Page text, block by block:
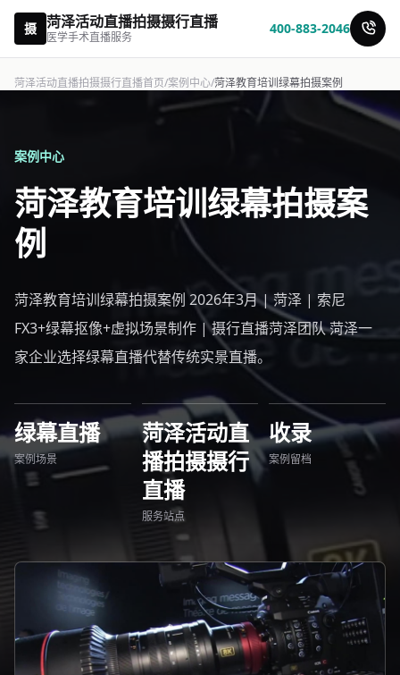
摄 菏泽活动直播拍摄摄行直播
医学手术直播服务
400-883-2046
菏泽活动直播拍摄摄行直播首页/案例中心/菏泽教育培训绿幕拍摄案例
案例中心
菏泽教育培训绿幕拍摄案
例
菏泽教育培训绿幕拍摄案例 2026年3月 | 菏泽 | 索尼
FX3+绿幕抠像+虚拟场景制作 | 摄行直播菏泽团队 菏泽一
家企业选择绿幕直播代替传统实景直播。
绿幕直播
案例场景
菏泽活动直
播拍摄摄行
直播
服务站点
收录
案例留档